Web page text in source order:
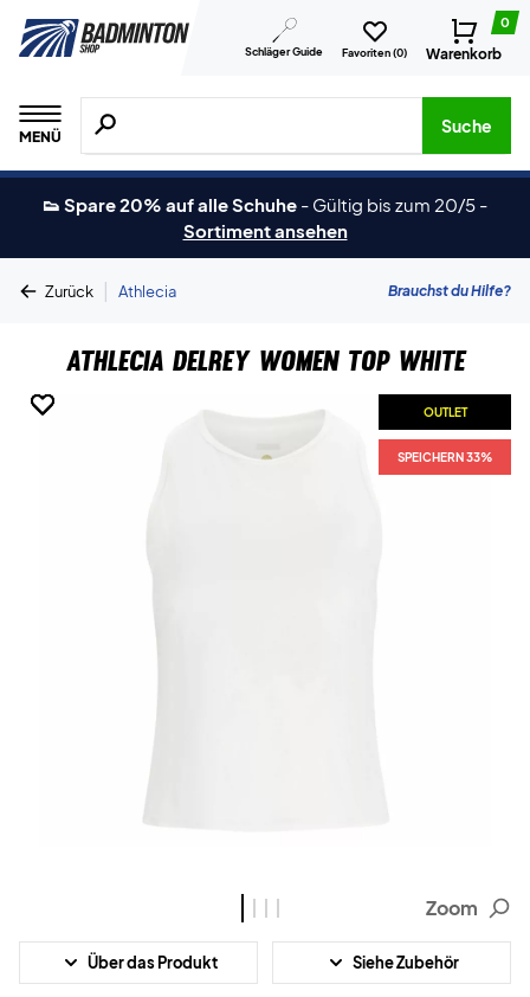
Schläger Guide Favoriten (0)
0
Warenkorb
MENÜ
Suche nach Produkten, Marken usw.
Suche
👟 Spare 20% auf alle Schuhe - Gültig bis zum 20/5 -
Sortiment ansehen
Zurück | Athlecia Brauchst du Hilfe?
Athlecia Delrey Women Top White
OUTLET
SPEICHERN 33%
OUTLET
SPEICHERN 33%
OUTLET
SPEICHERN 33%
OUTLET
SPEICHERN 33%
Zoom
Über das Produkt Siehe Zubehör